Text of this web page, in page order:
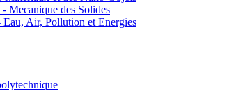
Mecanique des Solides
Air, Pollution et Energies